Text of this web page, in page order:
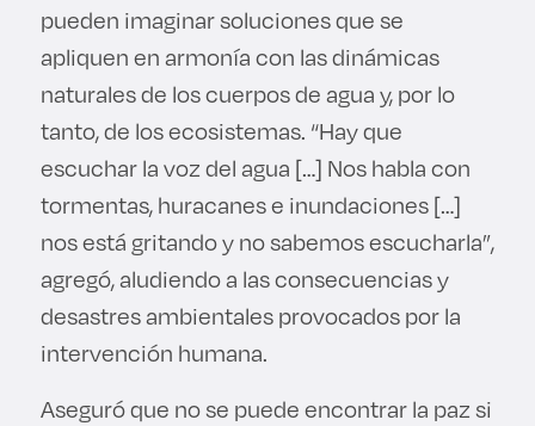
pueden imaginar soluciones que se
apliquen en armonía con las dinámicas
naturales de los cuerpos de agua y, por lo
tanto, de los ecosistemas. “Hay que
escuchar la voz del agua […] Nos habla con
tormentas, huracanes e inundaciones […]
nos está gritando y no sabemos escucharla”,
agregó, aludiendo a las consecuencias y
desastres ambientales provocados por la
intervención humana.
Aseguró que no se puede encontrar la paz si